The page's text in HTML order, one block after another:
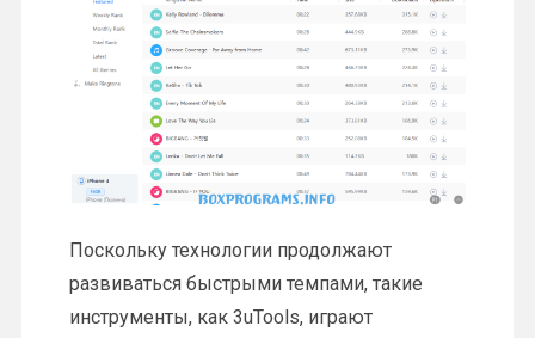
Поскольку технологии продолжают
развиваться быстрыми темпами, такие
инструменты, как 3uTools, играют